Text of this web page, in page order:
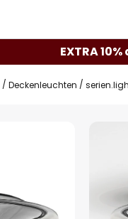
EXTRA
Deckenleuchten